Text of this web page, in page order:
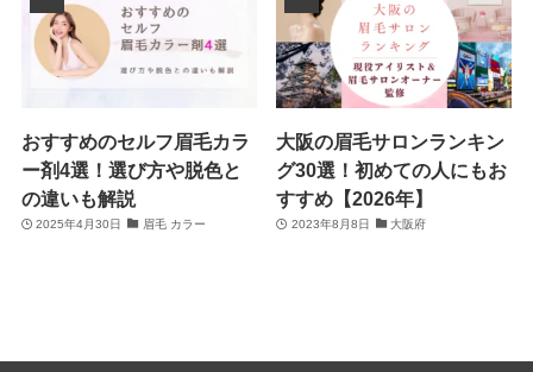
おすすめのセルフ眉毛カラ
ー剤4選！選び方や脱色と
の違いも解説
2025年4月30日 眉毛 カラー
大阪の眉毛サロンランキン
グ30選！初めての人にもお
すすめ【2026年】
2023年8月8日 大阪府